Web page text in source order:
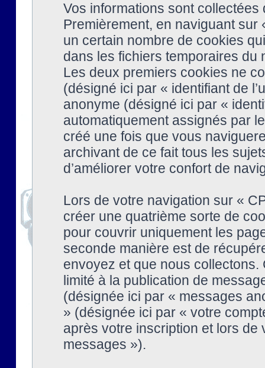
Vos informations sont
Premièrement, en naviguant
un certain nombre de cookies
dans les fichiers temporaires du
Les deux premiers cookies ne
(désigné ici par « identifiant de
anonyme (désigné ici par «
automatiquement assignés par
créé une fois que vous
archivant de ce fait tous les
d’améliorer votre confort de
Lors de votre navigation sur «
créer une quatrième sorte de
pour couvrir uniquement les
seconde manière est de
envoyez et que nous collectons.
limité à la publication de
(désignée ici par « messages
» (désignée ici par « votre
après votre inscription et lors
messages »).